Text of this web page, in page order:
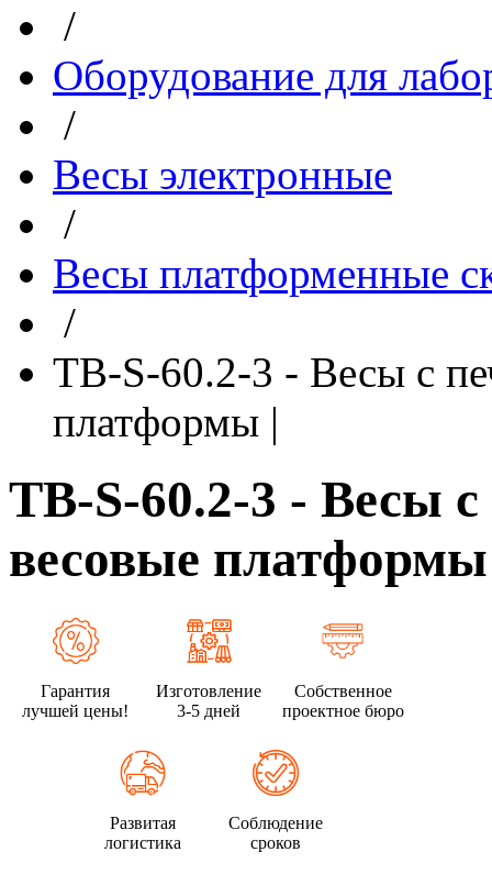
/
Оборудование для
/
Весы электронные
/
Весы платформенные
/
ТВ-S-60.2-3 - Весы с
платформы |
ТВ-S-60.2-3 - Весы с
весовые
Гарантия
лучшей цены!
Изготовление
3-5 дней
Собственное
проектное бюро
Развитая
логистика
Соблюдение
сроков